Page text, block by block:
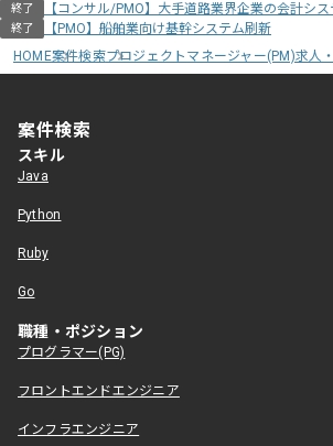
終了 【コンサル/PMO】大手道路業界企業の会計シ
終了
【PMO】船舶業向け基幹システム刷新
HOME案件検索プロジェクトマネージャー(PM)求人
案件検索
スキル
Java
Python
Ruby
Go
職種・ポジション
プログラマー(PG)
フロントエンドエンジニア
インフラエンジニア